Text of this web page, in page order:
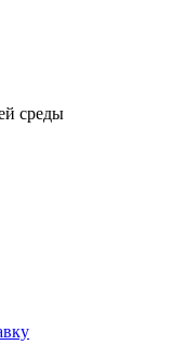
среды